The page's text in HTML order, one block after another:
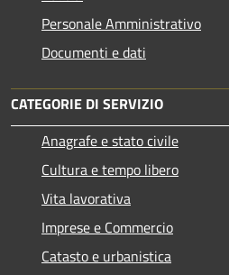
Personale Amministrativo
Documenti e dati
CATEGORIE DI SERVIZIO
Anagrafe e stato civile
Cultura e tempo libero
Vita lavorativa
Imprese e Commercio
Catasto e urbanistica